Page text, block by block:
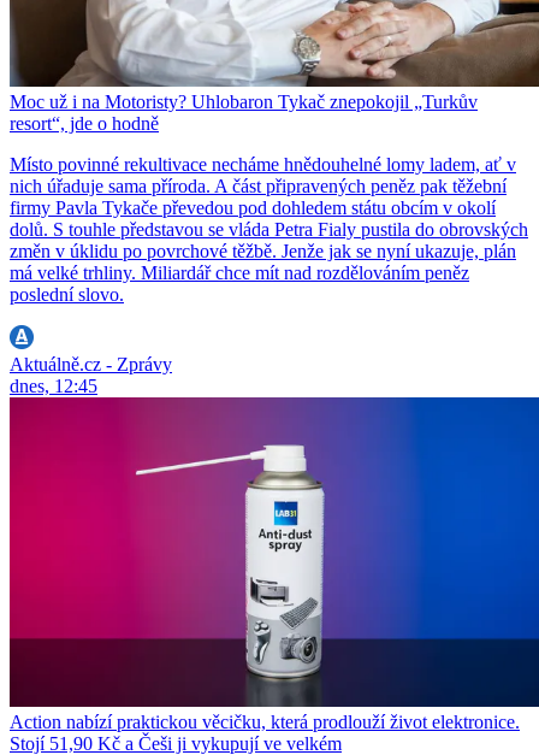
Moc už i na Motoristy? Uhlobaron Tykač znepokojil „Turkův
resort“, jde o hodně
Místo povinné rekultivace necháme hnědouhelné lomy ladem, ať v
nich úřaduje sama příroda. A část připravených peněz pak těžební
firmy Pavla Tykače převedou pod dohledem státu obcím v okolí
dolů. S touhle představou se vláda Petra Fialy pustila do obrovských
změn v úklidu po povrchové těžbě. Jenže jak se nyní ukazuje, plán
má velké trhliny. Miliardář chce mít nad rozdělováním peněz
poslední slovo.
Aktuálně.cz - Zprávy
dnes, 12:45
Action nabízí praktickou věcičku, která prodlouží život elektronice.
Stojí 51,90 Kč a Češi ji vykupují ve velkém